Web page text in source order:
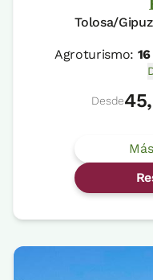
Tolosa/
Agroturismo: 16
Desde